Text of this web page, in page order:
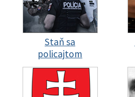
Staň sa
policajtom